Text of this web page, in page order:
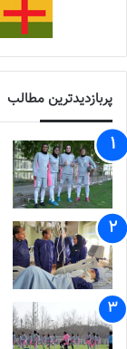
پربازدیدترین مطالب